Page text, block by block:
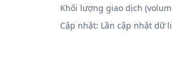
Khối lượng giao dịch
Cập nhật: Lần cập nhật dữ